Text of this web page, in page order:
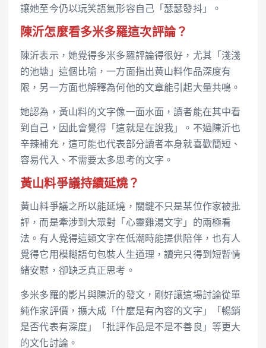
讓她至今仍以玩笑語氣形容自己「瑟瑟發抖」。
陳沂怎麼看多米多羅這次評論？
陳沂表示，她覺得多米多羅評論得很好，尤其「淺淺
的池塘」這個比喻，一方面指出黃山料作品深度有
限，另一方面也解釋為何他的文章能引起大量共鳴。
她認為，黃山料的文字像一面水面，讀者能在其中看
到自己，因此會覺得「這就是在說我」。不過陳沂也
辛辣補充，這可能也代表部分讀者本身就喜歡簡短、
容易代入、不需要太多思考的文字。
黃山料爭議持續延燒？
黃山料爭議之所以能延燒，關鍵不只是某位作家被批
評，而是牽涉到大眾對「心靈雞湯文字」的兩極看
法。有人覺得這類文字在低潮時能提供陪伴，也有人
覺得它用模糊語句包裝人生道理，讀完只得到短暫情
緒安慰，卻缺乏真正思考。
多米多羅的影片與陳沂的發文，剛好讓這場討論從單
純作家評價，擴大成「什麼是有內容的文字」「暢銷
是否代表有深度」「批評作品是不是不善良」等更大
的文化討論。